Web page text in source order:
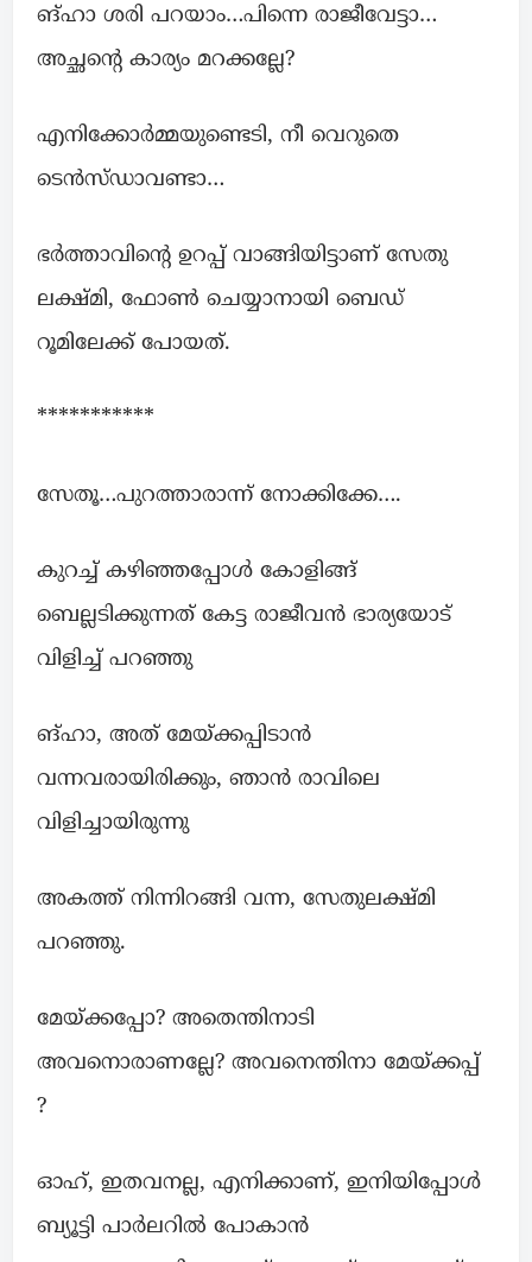
ങ്ഹാ ശരി പറയാം…പിന്നെ രാജീവേട്ടാ…
അച്ഛൻ്റെ കാര്യം മറക്കല്ലേ?
എനിക്കോർമ്മയുണ്ടെടി, നീ വെറുതെ
ടെൻസ്ഡാവണ്ടാ…
ഭർത്താവിൻ്റെ ഉറപ്പ് വാങ്ങിയിട്ടാണ് സേതു
ലക്ഷ്മി, ഫോൺ ചെയ്യാനായി ബെഡ്
റൂമിലേക്ക് പോയത്.
***********
സേതൂ…പുറത്താരാന്ന് നോക്കിക്കേ….
കുറച്ച് കഴിഞ്ഞപ്പോൾ കോളിങ്ങ്
ബെല്ലടിക്കുന്നത് കേട്ട രാജീവൻ ഭാര്യയോട്
വിളിച്ച് പറഞ്ഞു
ങ്ഹാ, അത് മേയ്ക്കപ്പിടാൻ
വന്നവരായിരിക്കും, ഞാൻ രാവിലെ
വിളിച്ചായിരുന്നു
അകത്ത് നിന്നിറങ്ങി വന്ന, സേതുലക്ഷ്മി
പറഞ്ഞു.
മേയ്ക്കപ്പോ? അതെന്തിനാടി
അവനൊരാണല്ലേ? അവനെന്തിനാ മേയ്ക്കപ്പ്
?
ഓഹ്, ഇതവനല്ല, എനിക്കാണ്, ഇനിയിപ്പോൾ
ബ്യൂട്ടി പാർലറിൽ പോകാൻ